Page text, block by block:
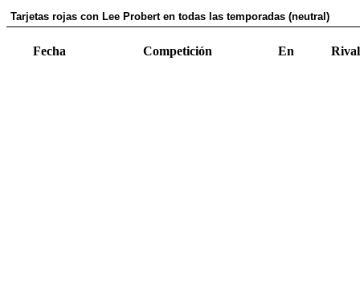
Tarjetas rojas con Lee Probert en todas las temporadas (neutral)
Fecha Competición En Rival